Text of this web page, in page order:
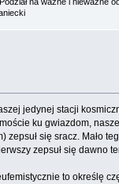
jedynej stacji
ku gwiazdom,
zepsuł się sracz. Mało
zepsuł się dawno
to określę